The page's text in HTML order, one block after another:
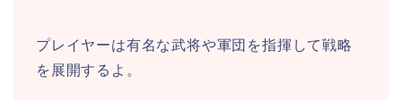
プレイヤーは有名な武将や軍団を指揮して戦略
を展開するよ。